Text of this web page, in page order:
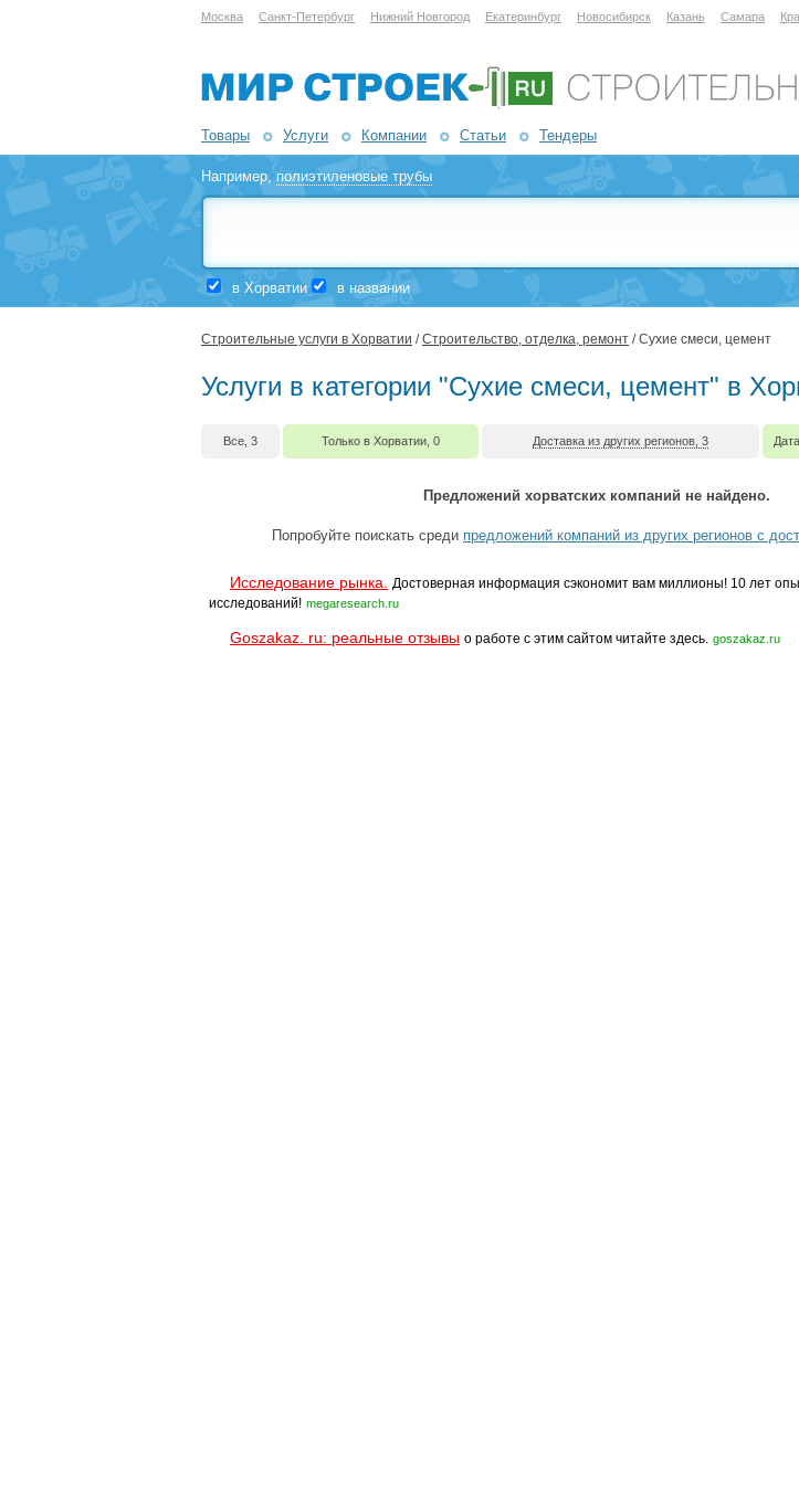
Москва Санкт-Петербург Нижний Новгород Екатеринбург Новосибирск Казань Самара
Товары Услуги Компании Статьи Тендеры
Например,полиэтиленовые трубы
в Хорватии в названии
Строительные услуги в Хорватии /Строительство, отделка, ремонт / Сухие смеси, цемент
Услуги в категории "Сухие смеси, цемент" в
Все, 3 Только в Хорватии, 0 Доставка из других регионов, 3 Дата
Предложений хорватских компаний не найдено.
Попробуйте поискать среди предложений компаний из других регионов с
Исследование рынка.
Достоверная информация сэкономит вам миллионы! 10 лет
исследований! megaresearch.ru
Goszakaz. ru: реальные отзывы о работе с этим сайтом читайте здесь. goszakaz.ru